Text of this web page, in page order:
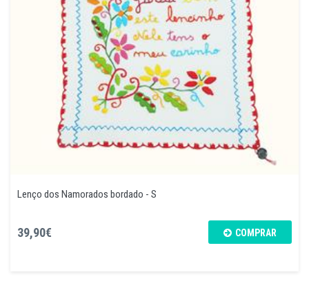
Lenço dos Namorados bordado - S
39,90€ COMPRAR